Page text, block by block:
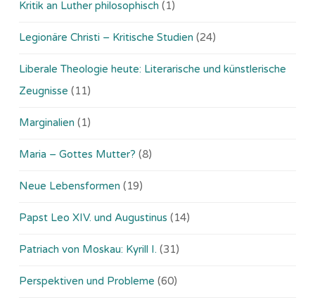
Kritik an Luther philosophisch (1)
Legionäre Christi – Kritische Studien (24)
Liberale Theologie heute: Literarische und künstlerische
Zeugnisse (11)
Marginalien (1)
Maria – Gottes Mutter? (8)
Neue Lebensformen (19)
Papst Leo XIV. und Augustinus (14)
Patriach von Moskau: Kyrill I. (31)
Perspektiven und Probleme (60)